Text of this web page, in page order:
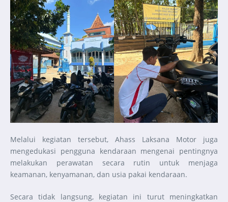
Melalui kegiatan tersebut, Ahass Laksana Motor juga
mengedukasi pengguna kendaraan mengenai pentingnya
melakukan perawatan secara rutin untuk menjaga
keamanan, kenyamanan, dan usia pakai kendaraan.
Secara tidak langsung, kegiatan ini turut meningkatkan